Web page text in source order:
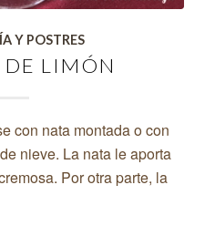
Y POSTRES
DE LIMÓN
con nata montada o con
nieve. La nata le aporta
Por otra parte, la